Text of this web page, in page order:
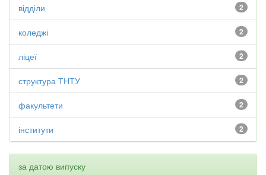
2
відділи
2
коледжі
2
ліцеї
2
структура ТНТУ
2
факультети
2
інститути
за датою випуску